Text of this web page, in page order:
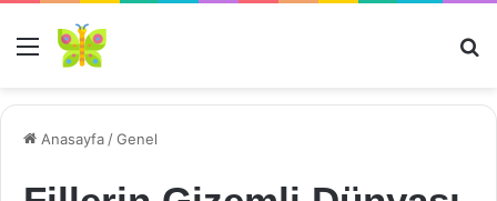
Menü
Anasayfa /Genel